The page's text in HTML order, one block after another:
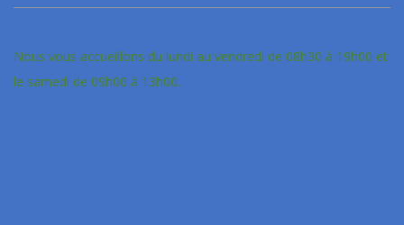
Nous vous accueillons du lundi au vendredi de 08h30 à 19h00 et
le samedi de 09h00 à 13h00.